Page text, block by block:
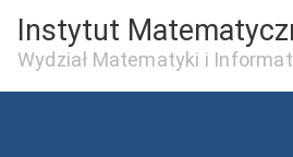
Instytut
Wydział Matematyki i